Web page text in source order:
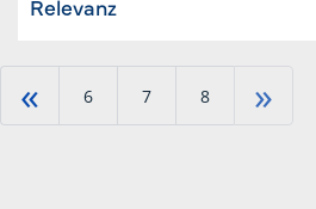
Relevanz
« 6 7 8 »